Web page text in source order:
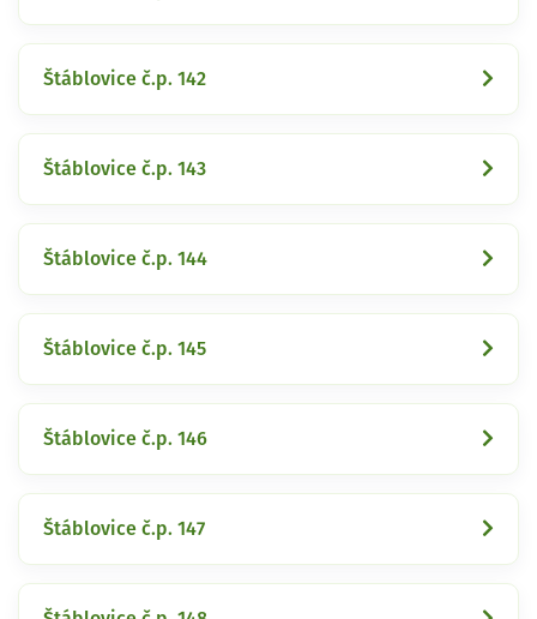
Štáblovice č.p. 142
Štáblovice č.p. 143
Štáblovice č.p. 144
Štáblovice č.p. 145
Štáblovice č.p. 146
Štáblovice č.p. 147